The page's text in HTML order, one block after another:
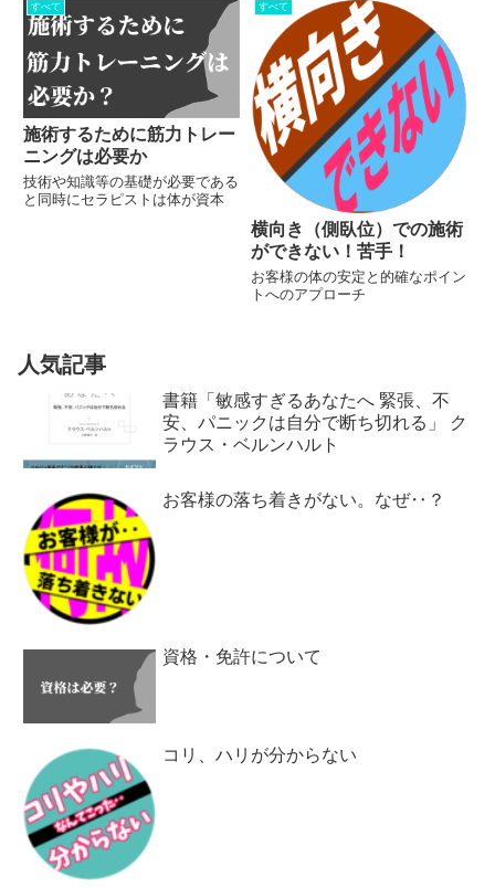
夫！ 【100枚以上の注文で送料無
料】 ⭐︎スピーディーな対応で、し
かも送料無料が超嬉しい！ 【一
枚7円か...
すべて
施術するために筋力トレー
ニングは必要か
技術や知識等の基礎が必要である
と同時にセラピストは体が資本
すべて
横向き（側臥位）での施術
ができない！苦手！
お客様の体の安定と的確なポイン
トへのアプローチ
人気記事
書籍「敏感すぎるあなたへ 緊張、不
安、パニックは自分で断ち切れる」 ク
ラウス・ベルンハルト
お客様の落ち着きがない。なぜ‥？
資格・免許について
コリ、ハリが分からない